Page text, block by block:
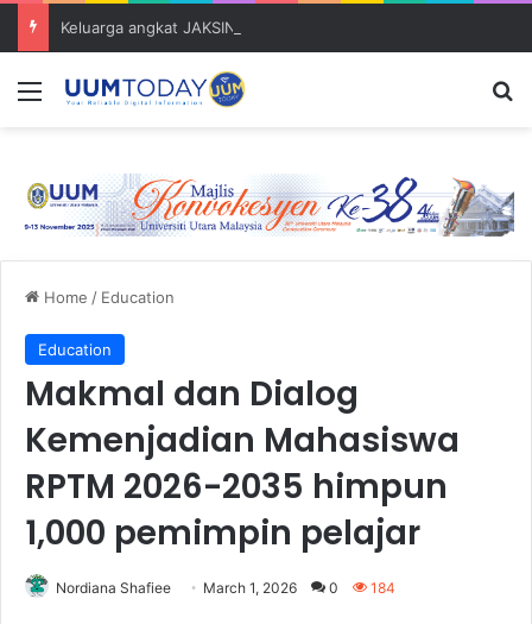
Menu
Home / Education
Education
Makmal dan Dialog
Kemenjadian Mahasiswa
RPTM 2026-2035 himpun
1,000 pemimpin pelajar
Nordiana Shafiee March 1, 2026 0 184